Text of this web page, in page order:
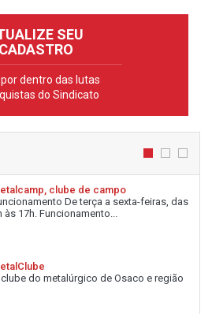
SEU
CADASTRO
por dentro das lutas
do Sindicato
clube de campo
De terça a sexta-feiras, das
às 17h. Funcionamento...
clube do metalúrgico de Osaco e região